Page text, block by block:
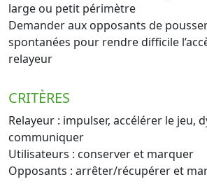
large ou petit périmètre
Demander aux opposants de
spontanées pour rendre difficile
relayeur
CRITÈRES
Relayeur : impulser, accélérer le jeu,
communiquer
Utilisateurs : conserver et marquer
Opposants : arrêter/récupérer et